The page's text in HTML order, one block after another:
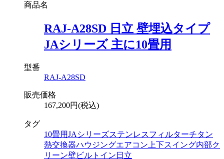
商品名
RAJ-A28SD 日立 壁埋込タイプ
JAシリーズ 主に10畳用
型番
RAJ-A28SD
販売価格
167,200円(税込)
タグ
10畳用JAシリーズステンレスフィルターチタン
熱交換器ハウジングエアコン 上下スイング内部ク
リーン壁ビルトイン 日立